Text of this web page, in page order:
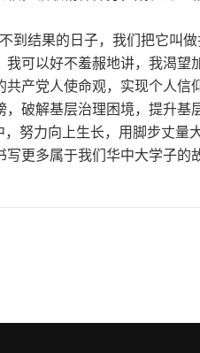
到结果的日子，我们把它叫
可以好不羞赧地讲，我渴望
产党人使命观，实现个人信
破解基层治理困境，提升基
，努力向上生长，用脚步丈量
更多属于我们华中大学子的